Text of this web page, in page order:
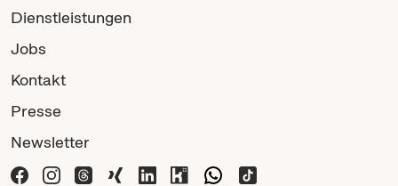
Dienstleistungen
Jobs
Kontakt
Presse
Newsletter